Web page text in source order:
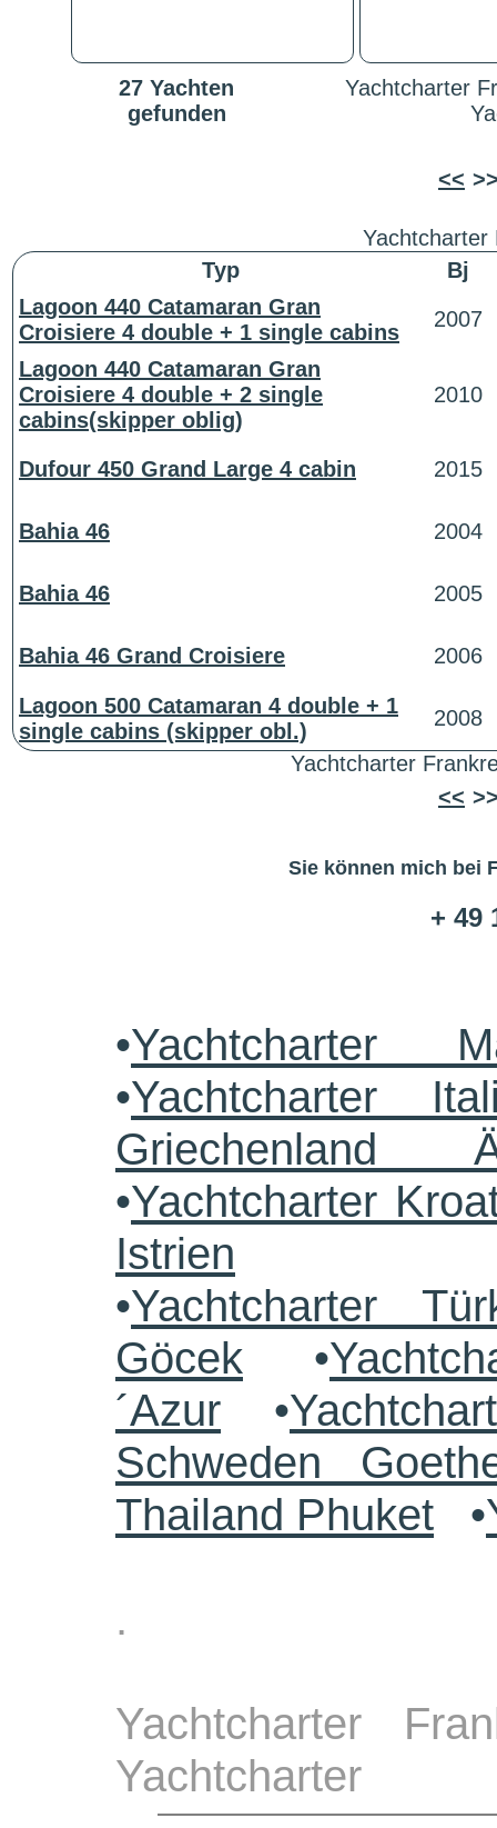
27 Yachten
gefunden
Yachtcharter
<<
Yachtcharter
Typ
Bj
Lagoon 440 Catamaran Gran
Croisiere 4 double + 1 single cabins
2007
Lagoon 440 Catamaran Gran
Croisiere 4 double + 2 single
cabins(skipper oblig)
2010
Dufour 450 Grand Large 4 cabin 2015
Bahia 46 2004
Bahia 46 2005
Bahia 46 Grand Croisiere 2006
Lagoon 500 Catamaran 4 double + 1
single cabins (skipper obl.)
2008
Yachtcharter
<<
Sie können mich bei
+ 49
•Yachtcharter
•Yachtcharter
Griechenland
•Yachtcharter
Istrien
•Yachtcharter
Göcek •
´Azur •
Schweden
Thailand Phuket •
.
Yachtcharter
Yachtcharter